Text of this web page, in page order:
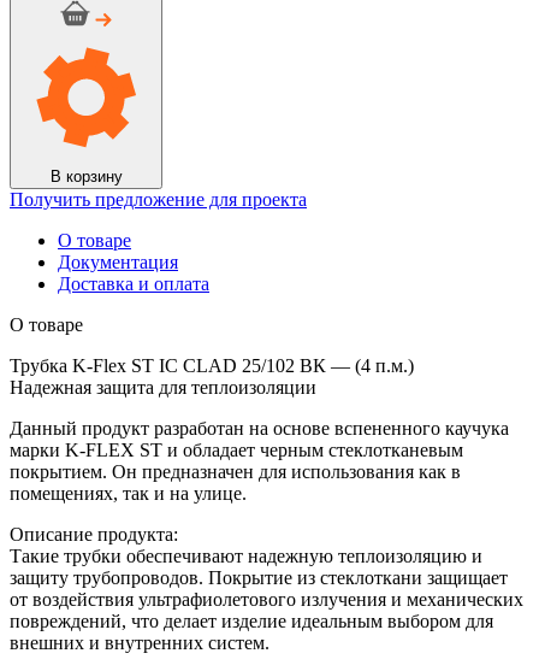
В корзину
Получить предложение для проекта
О товаре
Документация
Доставка и оплата
О товаре
Трубка K-Flex ST IC CLAD 25/102 ВК — (4 п.м.)
Надежная защита для теплоизоляции
Данный продукт разработан на основе вспененного каучука
марки K-FLEX ST и обладает черным стеклотканевым
покрытием. Он предназначен для использования как в
помещениях, так и на улице.
Описание продукта:
Такие трубки обеспечивают надежную теплоизоляцию и
защиту трубопроводов. Покрытие из стеклоткани защищает
от воздействия ультрафиолетового излучения и механических
повреждений, что делает изделие идеальным выбором для
внешних и внутренних систем.